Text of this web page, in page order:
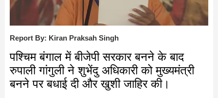
Report By: Kiran Praksah Singh
पश्चिम बंगाल में बीजेपी सरकार बनने के बाद
रुपाली गांगुली ने शुभेंदु अधिकारी को मुख्यमंत्री
बनने पर बधाई दी और खुशी जाहिर की।